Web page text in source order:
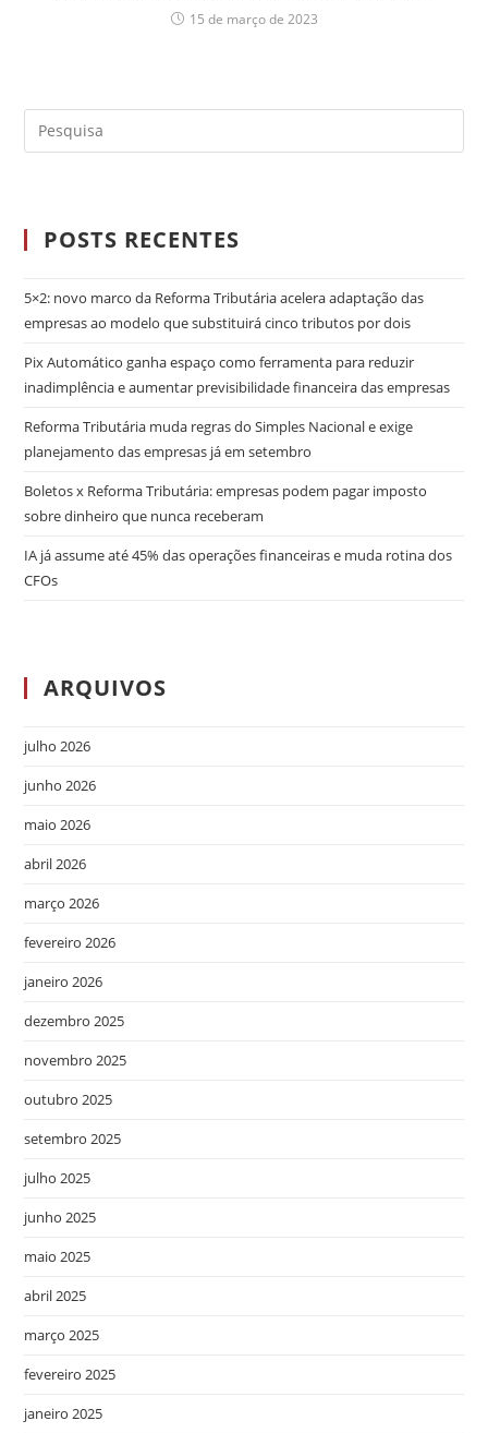
15 de março de 2023
POSTS RECENTES
5×2: novo marco da Reforma Tributária acelera adaptação das
empresas ao modelo que substituirá cinco tributos por dois
Pix Automático ganha espaço como ferramenta para reduzir
inadimplência e aumentar previsibilidade financeira das empresas
Reforma Tributária muda regras do Simples Nacional e exige
planejamento das empresas já em setembro
Boletos x Reforma Tributária: empresas podem pagar imposto
sobre dinheiro que nunca receberam
IA já assume até 45% das operações financeiras e muda rotina dos
CFOs
ARQUIVOS
julho 2026
junho 2026
maio 2026
abril 2026
março 2026
fevereiro 2026
janeiro 2026
dezembro 2025
novembro 2025
outubro 2025
setembro 2025
julho 2025
junho 2025
maio 2025
abril 2025
março 2025
fevereiro 2025
janeiro 2025